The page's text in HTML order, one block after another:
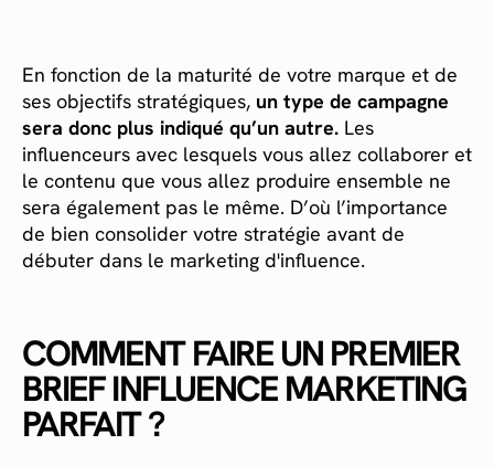
En fonction de la maturité de votre marque et de
ses objectifs stratégiques, un type de campagne
sera donc plus indiqué qu’un autre. Les
influenceurs avec lesquels vous allez collaborer et
le contenu que vous allez produire ensemble ne
sera également pas le même. D’où l’importance
de bien consolider votre stratégie avant de
débuter dans le marketing d'influence.
COMMENT FAIRE UN PREMIER
BRIEF INFLUENCE MARKETING
PARFAIT ?